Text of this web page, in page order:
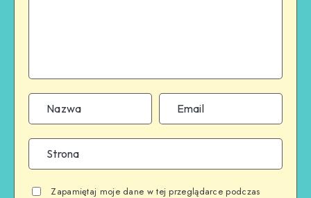
Zapamiętaj moje dane w tej przeglądarce podczas